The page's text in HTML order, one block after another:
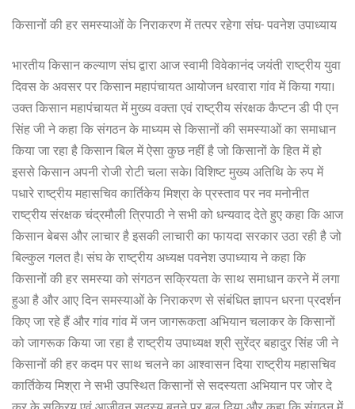
किसानों की हर समस्याओं के निराकरण में तत्पर रहेगा संघ- पवनेश उपाध्याय
भारतीय किसान कल्याण संघ द्वारा आज स्वामी विवेकानंद जयंती राष्ट्रीय युवा
दिवस के अवसर पर किसान महापंचायत आयोजन धरवारा गांव में किया गया।
उक्त किसान महापंचायत में मुख्य वक्ता एवं राष्ट्रीय संरक्षक कैप्टन डी पी एन
सिंह जी ने कहा कि संगठन के माध्यम से किसानों की समस्याओं का समाधान
किया जा रहा है किसान बिल में ऐसा कुछ नहीं है जो किसानों के हित में हो
इससे किसान अपनी रोजी रोटी चला सके। विशिष्ट मुख्य अतिथि के रुप में
पधारे राष्ट्रीय महासचिव कार्तिकेय मिश्रा के प्रस्ताव पर नव मनोनीत
राष्ट्रीय संरक्षक चंद्रमौली त्रिपाठी ने सभी को धन्यवाद देते हुए कहा कि आज
किसान बेबस और लाचार है इसकी लाचारी का फायदा सरकार उठा रही है जो
बिल्कुल गलत है। संघ के राष्ट्रीय अध्यक्ष पवनेश उपाध्याय ने कहा कि
किसानों की हर समस्या को संगठन सक्रियता के साथ समाधान करने में लगा
हुआ है और आए दिन समस्याओं के निराकरण से संबंधित ज्ञापन धरना प्रदर्शन
किए जा रहे हैं और गांव गांव में जन जागरूकता अभियान चलाकर के किसानों
को जागरूक किया जा रहा है राष्ट्रीय उपाध्यक्ष श्री सुरेंद्र बहादुर सिंह जी ने
किसानों की हर कदम पर साथ चलने का आश्वासन दिया राष्ट्रीय महासचिव
कार्तिकेय मिश्रा ने सभी उपस्थित किसानों से सदस्यता अभियान पर जोर दे